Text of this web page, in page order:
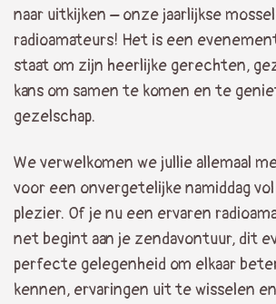
naar uitkijken – onze jaarlijkse
radioamateurs! Het is een
staat om zijn heerlijke gerechten,
kans om samen te komen en te
gezelschap.
We verwelkomen we jullie allemaal
voor een onvergetelijke namiddag vol
plezier. Of je nu een ervaren
net begint aan je zendavontuur, dit
perfecte gelegenheid om elkaar
kennen, ervaringen uit te wisselen